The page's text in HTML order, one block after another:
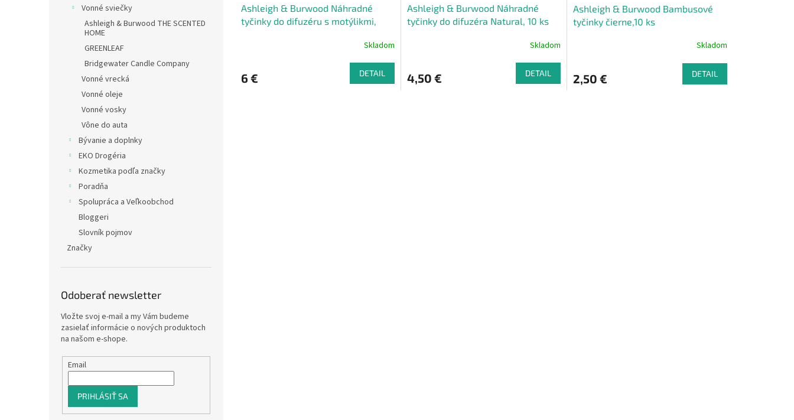
Vonné sviečky
Ashleigh & Burwood THE SCENTED
HOME
GREENLEAF
Bridgewater Candle Company
Vonné vrecká
Vonné oleje
Vonné vosky
Vône do auta
Bývanie a doplnky
EKO Drogéria
Kozmetika podľa značky
Poradňa
Spolupráca a Veľkoobchod
Bloggeri
Slovník pojmov
Značky
Odoberať newsletter
Vložte svoj e-mail a my Vám budeme
zasielať informácie o nových produktoch
na našom e-shope.
Email
PRIHLÁSIŤ SA
Ashleigh & Burwood Náhradné
tyčinky do difuzéru s motýlikmi,
Skladom
6 € DETAIL
Ashleigh & Burwood Náhradné
tyčinky do difuzéra Natural, 10 ks
Skladom
4,50 € DETAIL
Ashleigh & Burwood Bambusové
tyčinky čierne,10 ks
Skladom
2,50 € DETAIL